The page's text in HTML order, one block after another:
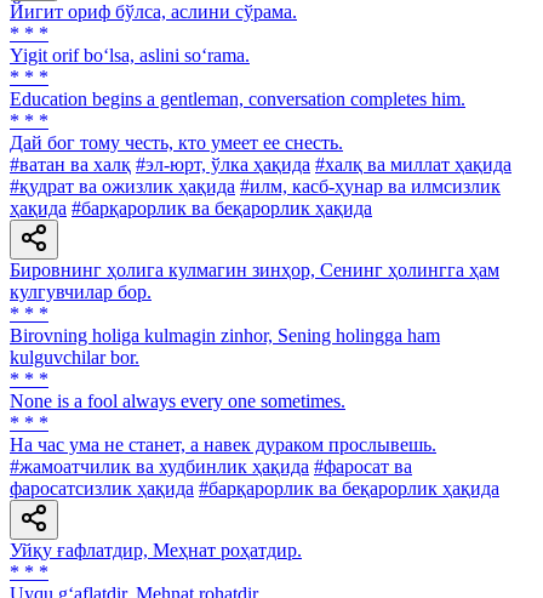
Йигит ориф бўлса, аслини сўрама.
* * *
Yigit orif bo‘lsa, aslini so‘rama.
* * *
Education begins a gentleman, conversation completes him.
* * *
Дай бог тому честь, кто умеет ее снесть.
#ватан ва халқ #эл-юрт, ўлка ҳақида #халқ ва миллат ҳақида
#қудрат ва ожизлик ҳақида #илм, касб-ҳунар ва илмсизлик
ҳақида #барқарорлик ва беқарорлик ҳақида
Бировнинг ҳолига кулмагин зинҳор, Сенинг ҳолингга ҳам
кулгувчилар бор.
* * *
Birovning holiga kulmagin zinhor, Sening holingga ham
kulguvchilar bor.
* * *
None is a fool always every one sometimes.
* * *
На час ума не станет, а навек дураком прослывешь.
#жамоатчилик ва худбинлик ҳақида #фаросат ва
фаросатсизлик ҳақида #барқарорлик ва беқарорлик ҳақида
Уйқу ғафлатдир, Меҳнат роҳатдир.
* * *